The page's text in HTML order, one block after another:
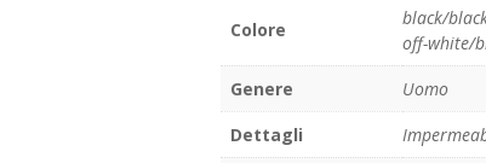
Colore
black/
off-white/
Genere
Uomo
Dettagli